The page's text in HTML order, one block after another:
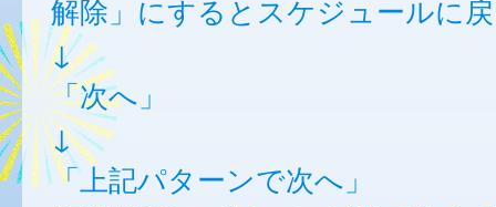
解除」にするとスケジュールに
↓
「次へ」
↓
「上記パターンで次へ」